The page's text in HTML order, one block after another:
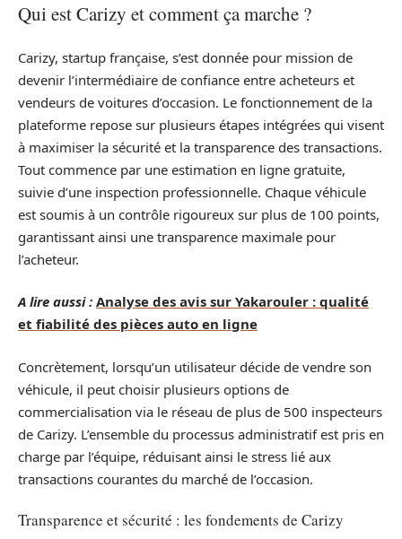
Qui est Carizy et comment ça marche ?
Carizy, startup française, s’est donnée pour mission de
devenir l’intermédiaire de confiance entre acheteurs et
vendeurs de voitures d’occasion. Le fonctionnement de la
plateforme repose sur plusieurs étapes intégrées qui visent
à maximiser la sécurité et la transparence des transactions.
Tout commence par une estimation en ligne gratuite,
suivie d’une inspection professionnelle. Chaque véhicule
est soumis à un contrôle rigoureux sur plus de 100 points,
garantissant ainsi une transparence maximale pour
l’acheteur.
A lire aussi : Analyse des avis sur Yakarouler : qualité
et fiabilité des pièces auto en ligne
Concrètement, lorsqu’un utilisateur décide de vendre son
véhicule, il peut choisir plusieurs options de
commercialisation via le réseau de plus de 500 inspecteurs
de Carizy. L’ensemble du processus administratif est pris en
charge par l’équipe, réduisant ainsi le stress lié aux
transactions courantes du marché de l’occasion.
Transparence et sécurité : les fondements de Carizy